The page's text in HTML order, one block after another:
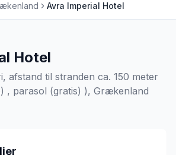
Avra Imperial Hotel
Hotel
afstand til stranden ca. 150 meter
, parasol (gratis) ), Grækenland